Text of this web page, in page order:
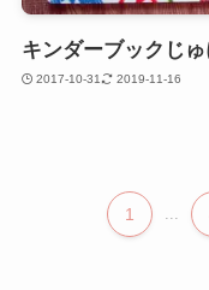
キンダーブックじ
2017-10-31 2019-11-16
1 ...